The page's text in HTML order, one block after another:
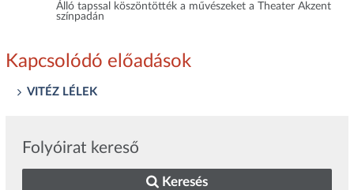
Álló tapssal köszöntötték a művészeket a Theater Akzent
színpadán
Kapcsolódó előadások
VITÉZ LÉLEK
Folyóirat kereső
Keresés